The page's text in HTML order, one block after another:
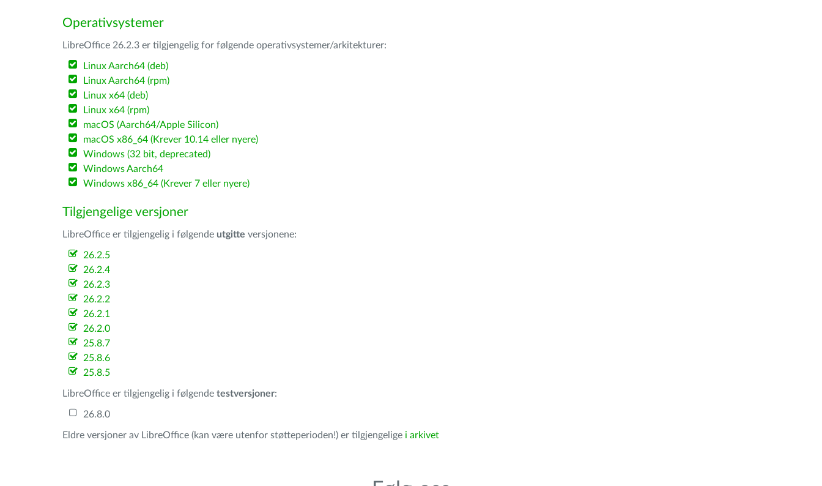
Operativsystemer
LibreOffice 26.2.3 er tilgjengelig for følgende operativsystemer/arkitekturer:
Linux Aarch64 (deb)
Linux Aarch64 (rpm)
Linux x64 (deb)
Linux x64 (rpm)
macOS (Aarch64/Apple Silicon)
macOS x86_64 (Krever 10.14 eller nyere)
Windows (32 bit, deprecated)
Windows Aarch64
Windows x86_64 (Krever 7 eller nyere)
Tilgjengelige versjoner
LibreOffice er tilgjengelig i følgende utgitte versjonene:
26.2.5
26.2.4
26.2.3
26.2.2
26.2.1
26.2.0
25.8.7
25.8.6
25.8.5
LibreOffice er tilgjengelig i følgende testversjoner:
26.8.0
Eldre versjoner av LibreOffice (kan være utenfor støtteperioden!) er tilgjengelige i arkivet